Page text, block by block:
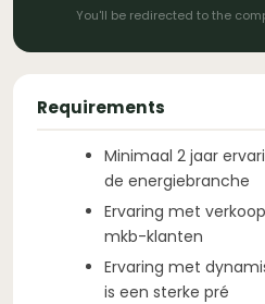
You'll be redirected to the
Requirements
⁠Minimaal 2 jaar
de energiebranche
⁠Ervaring met
mkb-klanten
Ervaring met
is een sterke pré